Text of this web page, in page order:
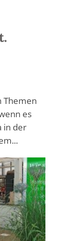
Themen
es
in der